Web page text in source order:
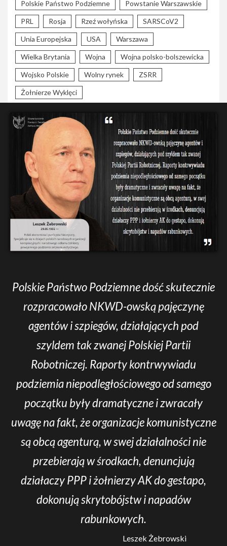
Polskie Państwo Podziemne Powstanie Warszawskie
PRL Rosja Rzeź wołyńska SARSCoV2
Unia Europejska USA Warszawa
Wielka Brytania Wojna Wojna polsko-bolszewicka
Wojsko Polskie Wolny rynek ZSRR
Żołnierze Wyklęci
Polskie Państwo Podziemne dość skutecznie
rozpracowało NKWD-owską pajęczynę
agentów i szpiegów, działających pod
szyldem tak zwanej Polskiej Partii
Robotniczej. Raporty kontrwywiadu
podziemia niepodległościowego od samego
początku były dramatyczne i zwracały
uwagę na fakt, że organizacje komunistyczne
są obcą agenturą, w swej działalności nie
przebierają w środkach, denuncjują
działaczy PPP i żołnierzy AK do gestapo,
dokonują skrytobójstw i napadów
rabunkowych.
Leszek Żebrowski